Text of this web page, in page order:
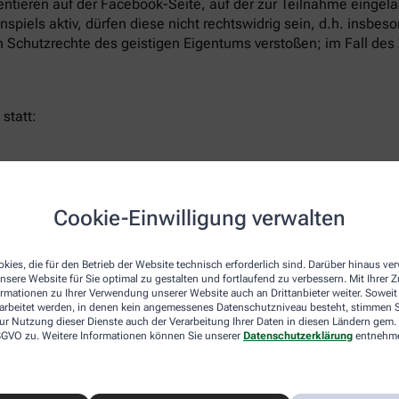
Cookie-Einwilligung verwalten
die für den Betrieb der Website technisch erforderlich sind. Darüber hinaus
Website für Sie optimal zu gestalten und fortlaufend zu verbessern. Mit Ihrer
zu Ihrer Verwendung unserer Website auch an Drittanbieter weiter. Soweit
werden, in denen kein angemessenes Datenschutzniveau besteht, stimmen
Nutzung dieser Dienste auch der Verarbeitung Ihrer Daten in diesen Ländern
zu. Weitere Informationen können Sie unserer Datenschutzerklärung
auf der Facebook-Seite, auf der zur Teilnahme
aktiv, dürfen diese nicht rechtswidrig sein, d.h.
des geistigen Eigentums verstoßen; im Fall
statt:
und eine Barauszahlung des Gewinns ist
diesem Zeitraum nicht mit seiner Zustelladresse meldet
werden aus allen berechtigten Teilnehmern die Gewinner
von AHD über ihren Gewinn benachrichtigt. Danach
ist für die Richtigkeit der angegebenen
Kommentar zu hinterlassen. Die Gewinne werden
die Gefahr der Verschlechterung und des zufälligen
dass er von AHD zum Zwecke der